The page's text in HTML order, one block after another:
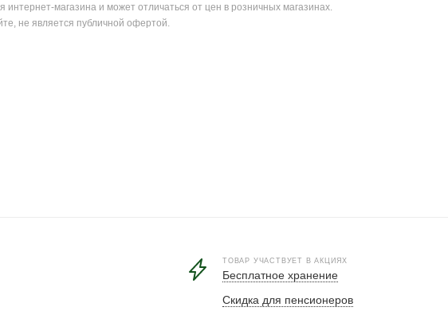
интернет-магазина и может отличаться от цен в розничных магазинах.
не является публичной офертой.
ТОВАР УЧАСТВУЕТ В АКЦИЯХ
Бесплатное хранение
Скидка для пенсионеров